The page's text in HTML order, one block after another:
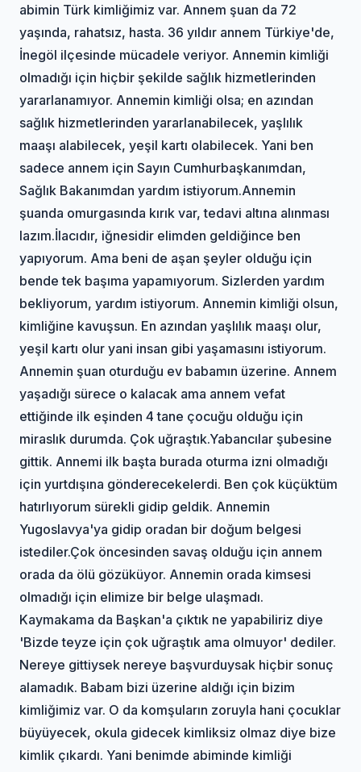
abimin Türk kimliğimiz var. Annem şuan da 72
yaşında, rahatsız, hasta. 36 yıldır annem Türkiye'de,
İnegöl ilçesinde mücadele veriyor. Annemin kimliği
olmadığı için hiçbir şekilde sağlık hizmetlerinden
yararlanamıyor. Annemin kimliği olsa; en azından
sağlık hizmetlerinden yararlanabilecek, yaşlılık
maaşı alabilecek, yeşil kartı olabilecek. Yani ben
sadece annem için Sayın Cumhurbaşkanımdan,
Sağlık Bakanımdan yardım istiyorum.Annemin
şuanda omurgasında kırık var, tedavi altına alınması
lazım.İlacıdır, iğnesidir elimden geldiğince ben
yapıyorum. Ama beni de aşan şeyler olduğu için
bende tek başıma yapamıyorum. Sizlerden yardım
bekliyorum, yardım istiyorum. Annemin kimliği olsun,
kimliğine kavuşsun. En azından yaşlılık maaşı olur,
yeşil kartı olur yani insan gibi yaşamasını istiyorum.
Annemin şuan oturduğu ev babamın üzerine. Annem
yaşadığı sürece o kalacak ama annem vefat
ettiğinde ilk eşinden 4 tane çocuğu olduğu için
miraslık durumda. Çok uğraştık.Yabancılar şubesine
gittik. Annemi ilk başta burada oturma izni olmadığı
için yurtdışına gönderecekelerdi. Ben çok küçüktüm
hatırlıyorum sürekli gidip geldik. Annemin
Yugoslavya'ya gidip oradan bir doğum belgesi
istediler.Çok öncesinden savaş olduğu için annem
orada da ölü gözüküyor. Annemin orada kimsesi
olmadığı için elimize bir belge ulaşmadı.
Kaymakama da Başkan'a çıktık ne yapabiliriz diye
'Bizde teyze için çok uğraştık ama olmuyor' dediler.
Nereye gittiysek nereye başvurduysak hiçbir sonuç
alamadık. Babam bizi üzerine aldığı için bizim
kimliğimiz var. O da komşuların zoruyla hani çocuklar
büyüyecek, okula gidecek kimliksiz olmaz diye bize
kimlik çıkardı. Yani benimde abiminde kimliği